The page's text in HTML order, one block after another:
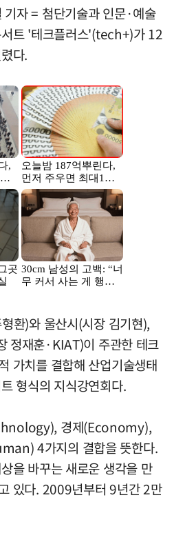
기자 = 첨단기술과 인문·예술
트 '테크플러스'(tech+)가 12
다.
환)와 울산시(시장 김기현),
정재훈·KIAT)이 주관한 테크
가치를 결합해 산업기술생태
형식의 지식강연회다.
경제(Economy),
4가지의 결합을 뜻한다.
을 바꾸는 새로운 생각을 만
있다. 2009년부터 9년간 2만